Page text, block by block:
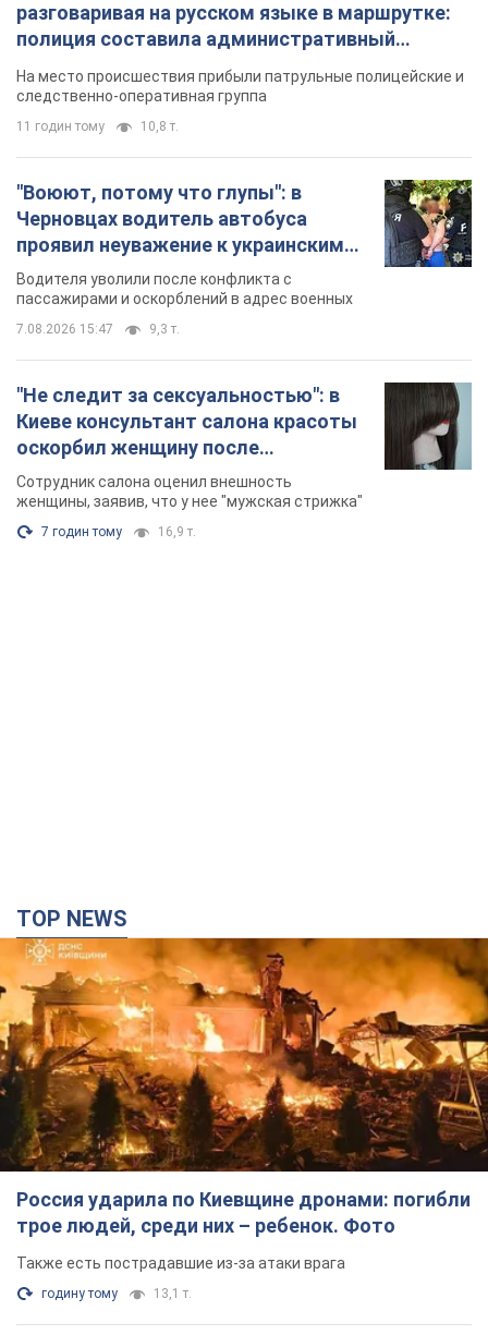
разговаривая на русском языке в маршрутке:
полиция составила административный
протокол. Видео
На место происшествия прибыли патрульные полицейские и
следственно-оперативная группа
11 годин тому 10,8 т.
"Воюют, потому что глупы": в
Черновцах водитель автобуса
проявил неуважение к украинским
военным и поплатился за это.
Видео
Водителя уволили после конфликта с
пассажирами и оскорблений в адрес военных
7.08.2026 15:47 9,3 т.
"Не следит за сексуальностью": в
Киеве консультант салона красоты
оскорбил женщину после
химиотерапии, разгорелся скандал.
Фото
Сотрудник салона оценил внешность
женщины, заявив, что у нее "мужская стрижка"
7 годин тому 16,9 т.
TOP NEWS
Россия ударила по Киевщине дронами: погибли
трое людей, среди них – ребенок. Фото
Также есть пострадавшие из-за атаки врага
годину тому 13,1 т.